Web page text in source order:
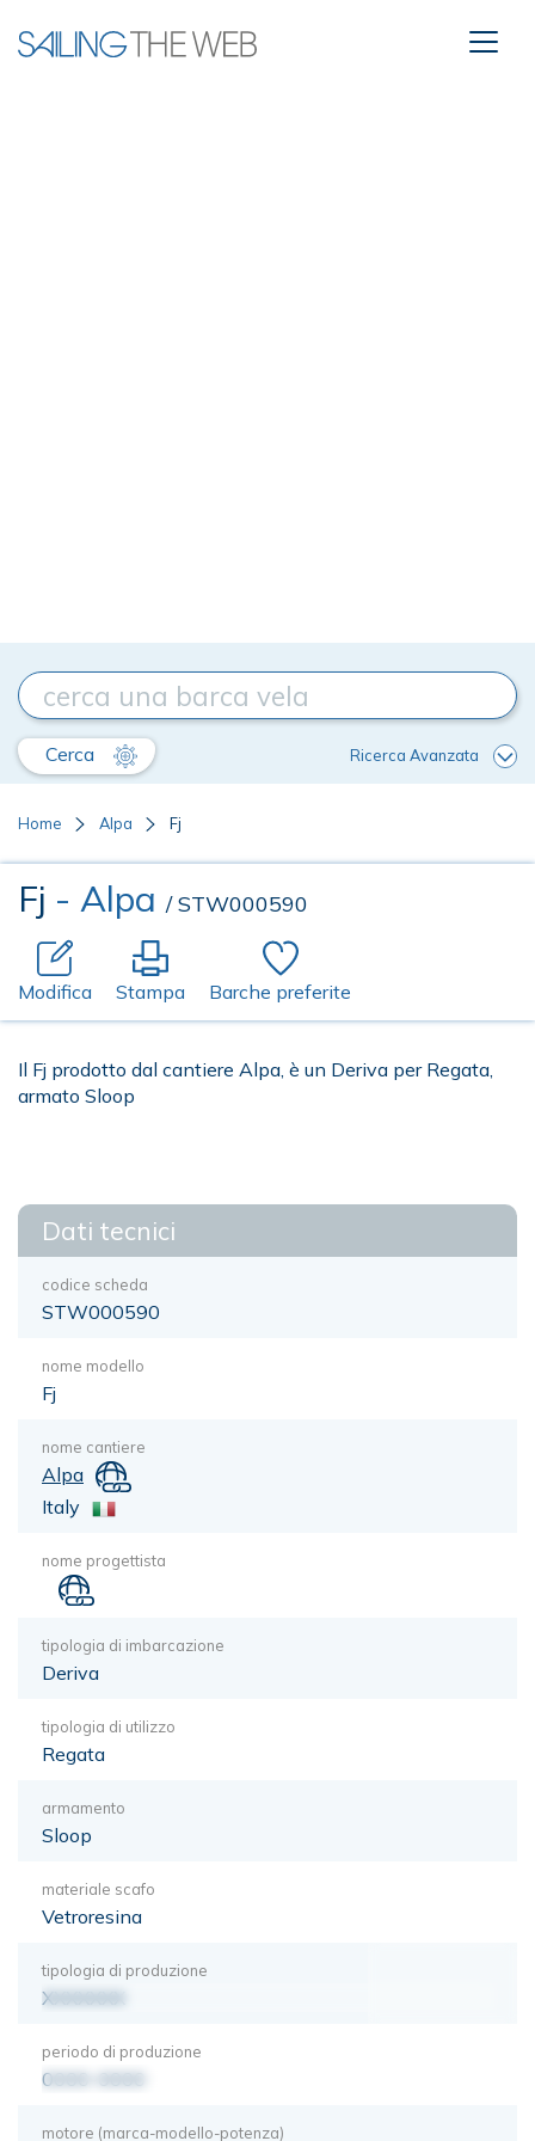
Cerca Ricerca Avanzata
Home Alpa Fj
Fj - Alpa / STW000590
Modifica Stampa Barche preferite
Il Fj prodotto dal cantiere Alpa, è un Deriva per Regata,
armato Sloop
Dati tecnici
codice scheda
STW000590
nome modello
Fj
nome cantiere
Alpa
Italy
nome progettista
tipologia di imbarcazione
Deriva
tipologia di utilizzo
Regata
armamento
Sloop
materiale scafo
Vetroresina
tipologia di produzione
XXXXXXX
periodo di produzione
0000-0000
motore (marca-modello-potenza)